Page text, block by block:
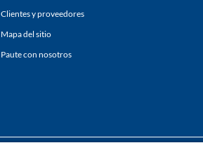
Clientes y proveedores
Mapa del sitio
Paute con nosotros